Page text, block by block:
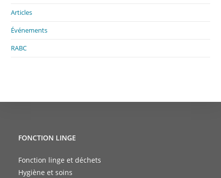
Articles
Événements
RABC
FONCTION LINGE
Fonction linge et déchets
Hygiène et soins